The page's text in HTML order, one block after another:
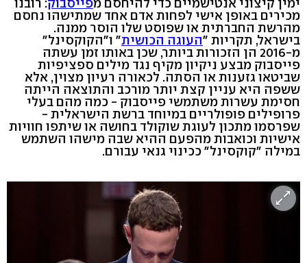
מכירים באופן אישי לפחות אדם אחד שמתישהו נחסם
מהרשת החברתית או שפוסט שלו הוסר ממנה.
בישראל, תקריות "העוגה הכושית" ו"הקוקסינל"
מ-2016 הן הזכורות ביותר, שכן באותו זמן עשתה
פייסבוק מבצע ניקיון מקיף נגד מילים ספציפיות
שביטאו גזענות או הסתה. לכאורה רעיון מצוין, אלא
ששפה היא עניין קצת יותר מורכב והתוצאה הייתה
חסימת עשרות משתמשי פייסבוק - כמה מהם בעלי
פרופילים פופולריים במיוחד ברשת הישראלית -
שפרסמו מתכון לעוגת שוקולד בחושה או שיתפו חוויות
אישיות וכואבות מהפעם ההיא שבה מישהו השתמש
במילה "קוקסינל" ככינוי גנאי עבורם.